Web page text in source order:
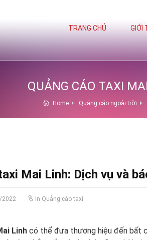
TRANG CHỦ GIỚI
QUẢNG CÁO TAXI
Home Quảng cáo ngoài trời
Mai Linh: Dịch vụ và
in Quảng cáo taxi
Linh có thể đưa thương hiệu đến bất